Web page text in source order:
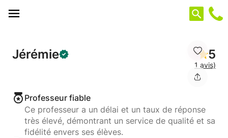
Jérémie 5
1 avis)
Professeur fiable
Ce professeur a un délai et un taux de réponse
très élevé, démontrant un service de qualité et sa
fidélité envers ses élèves.